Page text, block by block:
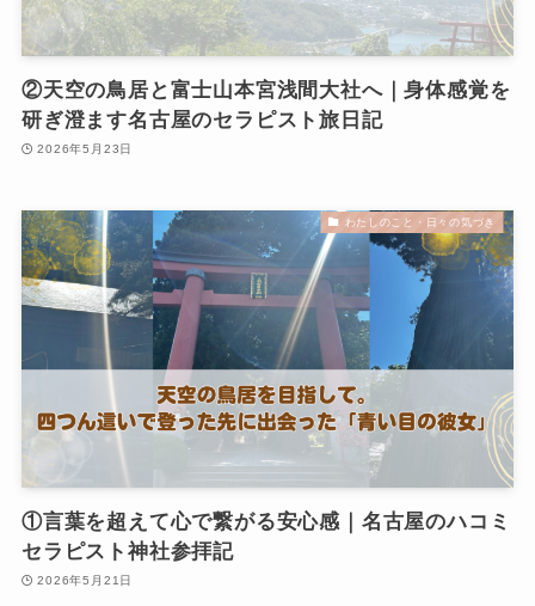
②天空の鳥居と富士山本宮浅間大社へ｜身体感覚を
研ぎ澄ます名古屋のセラピスト旅日記
2026年5月23日
わたしのこと・日々の気づき
①言葉を超えて心で繋がる安心感｜名古屋のハコミ
セラピスト神社参拝記
2026年5月21日